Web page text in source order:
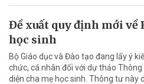
Đề xuất quy định mới về
học sinh
Bộ Giáo dục và Đào tạo đang lấy ý
chức, cá nhân đối với dự thảo
diện cha mẹ học sinh. Thông tư này